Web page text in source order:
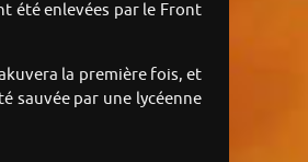
été enlevées par le Front
la première fois, et
sauvée par une lycéenne